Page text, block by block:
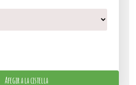
Afegir a la cistella